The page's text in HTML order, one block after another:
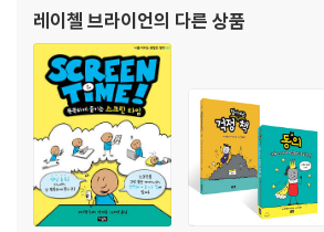
70년을 살며 아프리카코끼리는 자라고 늙어 간다
80년가량 살면 인간의 수명이 다한다
100살이 넘어 갈라파고스땅거북은 일생을 마친다
찾아보기
『이안의 특별한 모험』
레이첼 브라이언의 다른 상품